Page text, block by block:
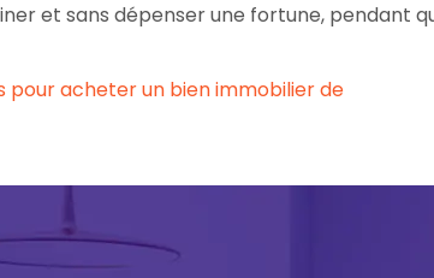
et sans dépenser une fortune, pendant
pour acheter un bien immobilier de